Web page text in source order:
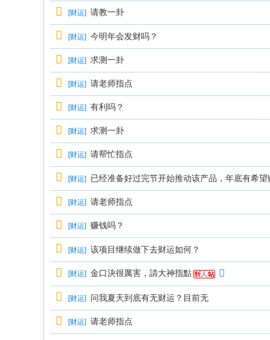
[财运] 请教一卦
[财运] 今明年会发财吗？
[财运] 求测一卦
[财运] 请老师指点
[财运] 有利吗？
[财运] 求测一卦
[财运] 请帮忙指点
[财运] 已经准备好过完节开始推动该产品，年底有希望
[财运] 请老师指点
[财运] 赚钱吗？
[财运] 该项目继续做下去财运如何？
[财运] 金口決很厲害，請大神指點
[财运] 问我夏天到底有无财运？目前无
[财运] 请老师指点